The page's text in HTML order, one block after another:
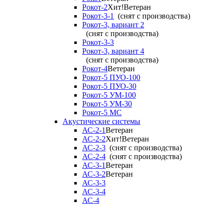
Рокот-2Хит!Ветеран
Рокот-3-1
(снят с производства)
Рокот-3, вариант 2
(снят с производства)
Рокот-3-3
Рокот-3, вариант 4
(снят с производства)
Рокот-4Ветеран
Рокот-5 ПУО-100
Рокот-5 ПУО-30
Рокот-5 УМ-100
Рокот-5 УМ-30
Рокот-5 МС
Акустические системы
АС-2-1Ветеран
АС-2-2Хит!Ветеран
АС-2-3 (снят с производства)
АС-2-4 (снят с производства)
АС-3-1Ветеран
АС-3-2Ветеран
АС-3-3
АС-3-4
АС-4